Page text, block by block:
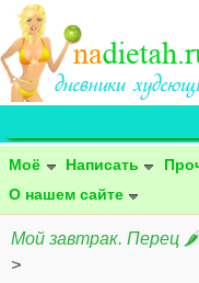
Моё Написать
О нашем сайте
Мой завтрак. Перец
>